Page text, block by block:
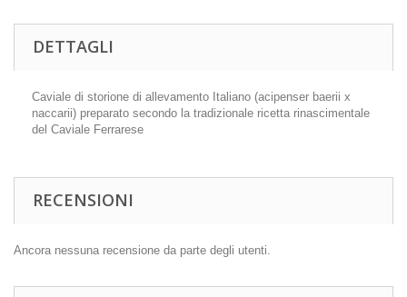
DETTAGLI
Caviale di storione di allevamento Italiano (acipenser baerii x
naccarii) preparato secondo la tradizionale ricetta rinascimentale
del Caviale Ferrarese
RECENSIONI
Ancora nessuna recensione da parte degli utenti.